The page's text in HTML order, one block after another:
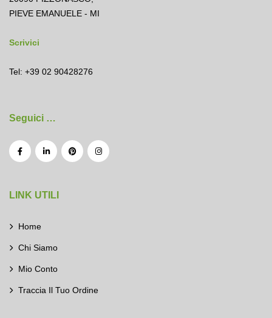
PIEVE EMANUELE - MI
Scrivici
Tel: +39 02 90428276
Seguici …
LINK UTILI
Home
Chi Siamo
Mio Conto
Traccia Il Tuo Ordine